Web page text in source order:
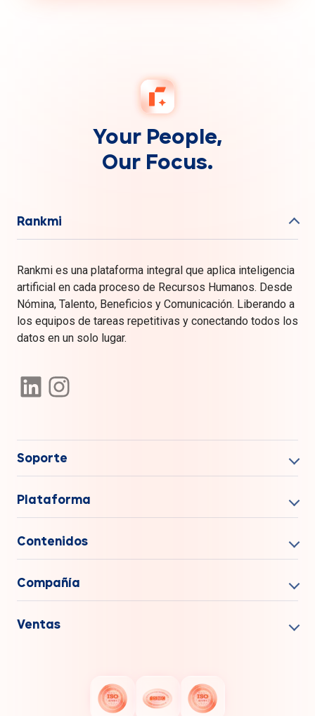
Your People,
Our Focus.
Rankmi
Rankmi es una plataforma integral que aplica inteligencia
artificial en cada proceso de Recursos Humanos. Desde
Nómina, Talento, Beneficios y Comunicación. Liberando a
los equipos de tareas repetitivas y conectando todos los
datos en un solo lugar.
Soporte
Plataforma
Contenidos
Compañía
Ventas